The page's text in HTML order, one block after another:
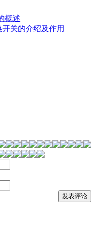
概述
开关的介绍及作用